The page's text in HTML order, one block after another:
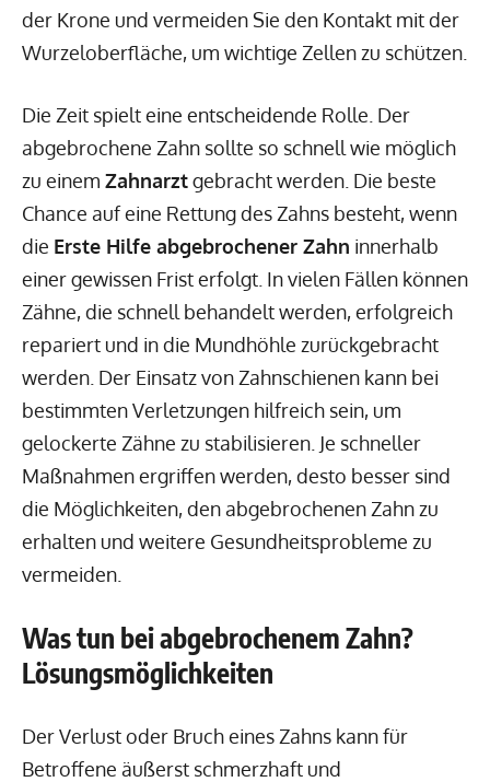
der Krone und vermeiden Sie den Kontakt mit der
Wurzeloberfläche, um wichtige Zellen zu schützen.
Die Zeit spielt eine entscheidende Rolle. Der
abgebrochene Zahn sollte so schnell wie möglich
zu einem Zahnarztgebracht werden. Die beste
Chance auf eine Rettung des Zahns besteht, wenn
die Erste Hilfe abgebrochener Zahn innerhalb
einer gewissen Frist erfolgt. In vielen Fällen können
Zähne, die schnell behandelt werden, erfolgreich
repariert und in die Mundhöhle zurückgebracht
werden. Der Einsatz von Zahnschienen kann bei
bestimmten Verletzungen hilfreich sein, um
gelockerte Zähne zu stabilisieren. Je schneller
Maßnahmen ergriffen werden, desto besser sind
die Möglichkeiten, den abgebrochenen Zahn zu
erhalten und weitere Gesundheitsprobleme zu
vermeiden.
Was tun bei abgebrochenem Zahn?
Lösungsmöglichkeiten
Der Verlust oder Bruch eines Zahns kann für
Betroffene äußerst schmerzhaft und